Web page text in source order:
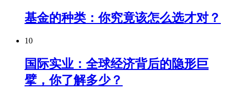
基金的种类：你究竟该怎么选才对？
10
国际实业：全球经济背后的隐形巨
擘，你了解多少？